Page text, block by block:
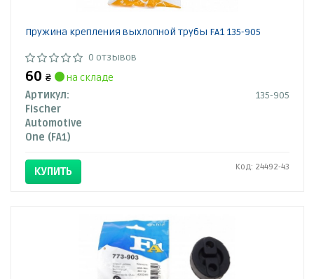
Пружина крепления выхлопной трубы FA1 135-905
0 отзывов
60 ₴
на складе
Артикул:
135-905
Fischer
Automotive
One (FA1)
КУПИТЬ Код: 24492-43